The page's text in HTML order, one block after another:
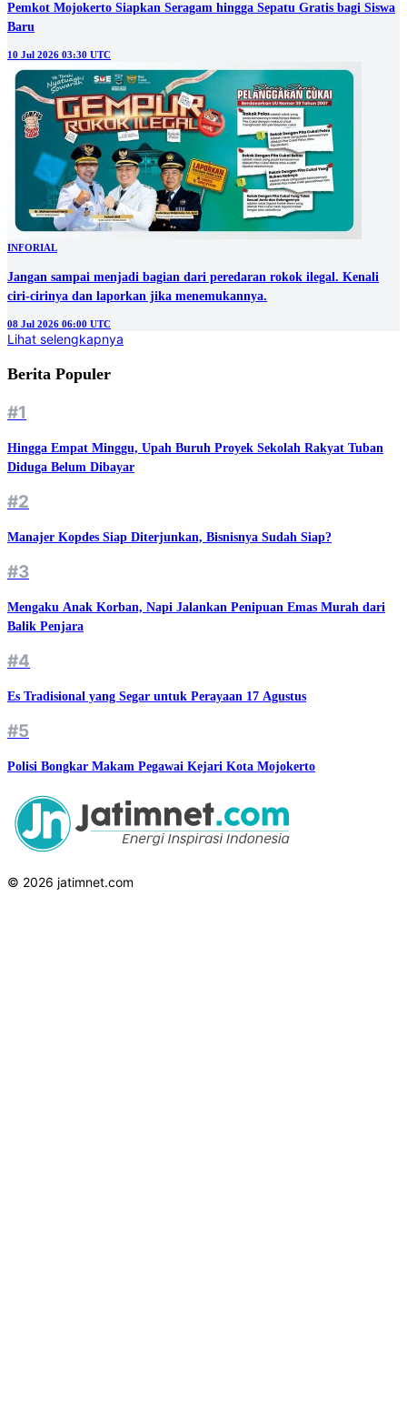
Pemkot Mojokerto Siapkan Seragam hingga Sepatu Gratis bagi Siswa
Baru
10 Jul 2026 03:30 UTC
INFORIAL
Jangan sampai menjadi bagian dari peredaran rokok ilegal. Kenali
ciri-cirinya dan laporkan jika menemukannya.
08 Jul 2026 06:00 UTC
Lihat selengkapnya
Berita Populer
#1
Hingga Empat Minggu, Upah Buruh Proyek Sekolah Rakyat Tuban
Diduga Belum Dibayar
#2
Manajer Kopdes Siap Diterjunkan, Bisnisnya Sudah Siap?
#3
Mengaku Anak Korban, Napi Jalankan Penipuan Emas Murah dari
Balik Penjara
#4
Es Tradisional yang Segar untuk Perayaan 17 Agustus
#5
Polisi Bongkar Makam Pegawai Kejari Kota Mojokerto
© 2026 jatimnet.com